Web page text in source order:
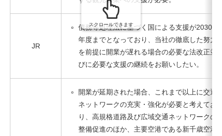
JR
債務等処理法に基づく国による支援が2030
年度までとなっており、当社の徹底した努力
を前提に開業が遅れる場合の必要な法改正並
びに必要な支援の継続をお願いしたい。
開業が延期された場合、これまで以上に交通
ネットワークの充実・強化が必要と考えてお
り、高規格道路及び広域交通ネットワークの
整備促進のほか、主要空港である新千歳空港
スクロールできます